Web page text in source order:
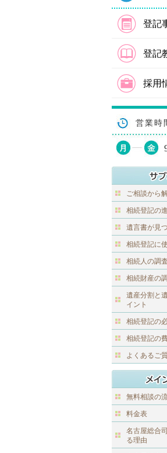
登記
登記
採用
営業時
ご相談から
相続登記の
遺言書が見
相続登記に
相続人の調
相続財産の
遺産分割と
イント
相続登記の
相続登記の
よくあるご
無料相談の
料金表
名古屋総合
る理由